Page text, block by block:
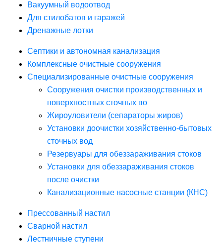
Вакуумный водоотвод
Для стилобатов и гаражей
Дренажные лотки
Септики и автономная канализация
Комплексные очистные сооружения
Специализированные очистные сооружения
Сооружения очистки производственных и
поверхностных сточных во
Жироуловители (сепараторы жиров)
Установки доочистки хозяйственно-бытовых
сточных вод
Резервуары для обеззараживания стоков
Установки для обеззараживания стоков
после очистки
Канализационные насосные станции (КНС)
Прессованный настил
Сварной настил
Лестничные ступени